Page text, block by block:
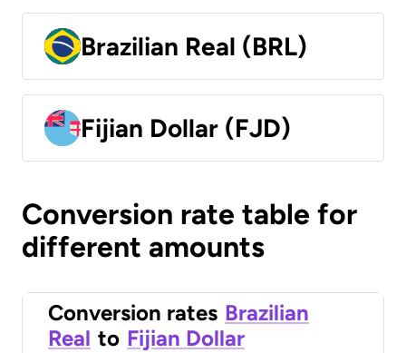
Brazilian Real (BRL)
Fijian Dollar (FJD)
Conversion rate table for
different amounts
Conversion rates Brazilian
Real to Fijian Dollar